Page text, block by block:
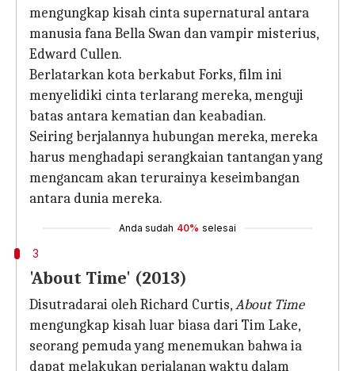
mengungkap kisah cinta supernatural antara
manusia fana Bella Swan dan vampir misterius,
Edward Cullen.
Berlatarkan kota berkabut Forks, film ini
menyelidiki cinta terlarang mereka, menguji
batas antara kematian dan keabadian.
Seiring berjalannya hubungan mereka, mereka
harus menghadapi serangkaian tantangan yang
mengancam akan terurainya keseimbangan
antara dunia mereka.
Anda sudah 40% selesai
3
'About Time' (2013)
Disutradarai oleh Richard Curtis,About Time
mengungkap kisah luar biasa dari Tim Lake,
seorang pemuda yang menemukan bahwa ia
dapat melakukan perjalanan waktu dalam